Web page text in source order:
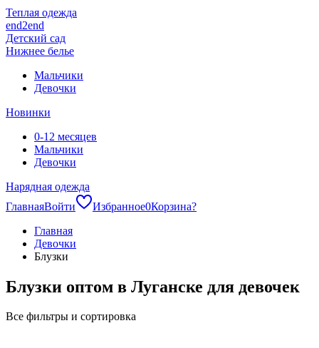
Теплая одежда
end2end
Детский сад
Нижнее белье
Мальчики
Девочки
Новинки
0-12 месяцев
Мальчики
Девочки
Нарядная одежда
ГлавнаяВойти Избранное0Корзина?
Главная
Девочки
Блузки
Блузки оптом в Луганске для девочек
Все фильтры и сортировка